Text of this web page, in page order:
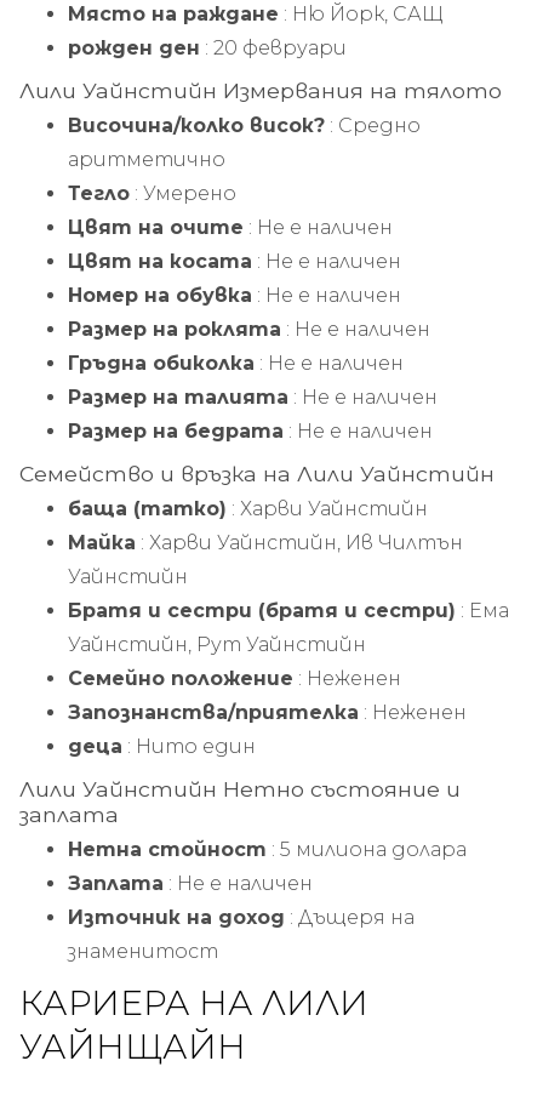
Място на раждане : Ню Йорк, САЩ
рожден ден : 20 февруари
Лили Уайнстийн Измервания на тялото
Височина/колко висок? : Средно
аритметично
Тегло : Умерено
Цвят на очите : Не е наличен
Цвят на косата : Не е наличен
Номер на обувка : Не е наличен
Размер на роклята : Не е наличен
Гръдна обиколка : Не е наличен
Размер на талията : Не е наличен
Размер на бедрата : Не е наличен
Семейство и връзка на Лили Уайнстийн
баща (татко) : Харви Уайнстийн
Майка : Харви Уайнстийн, Ив Чилтън
Уайнстийн
Братя и сестри (братя и сестри) : Ема
Уайнстийн, Рут Уайнстийн
Семейно положение : Неженен
Запознанства/приятелка : Неженен
деца : Нито един
Лили Уайнстийн Нетно състояние и
заплата
Нетна стойност : 5 милиона долара
Заплата : Не е наличен
Източник на доход : Дъщеря на
знаменитост
КАРИЕРА НА ЛИЛИ
УАЙНЩАЙН